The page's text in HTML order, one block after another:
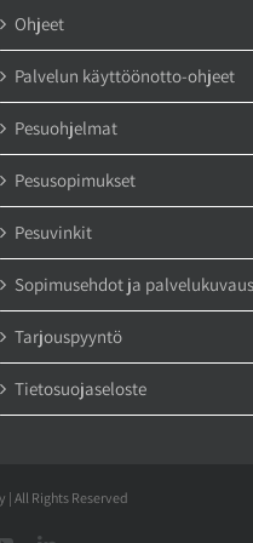
Ohjeet
Palvelun käyttöönotto-ohjeet
Pesuohjelmat
Pesusopimukset
Pesuvinkit
Sopimusehdot ja palvelukuvaus
Tarjouspyyntö
Tietosuojaseloste
| All Rights Reserved